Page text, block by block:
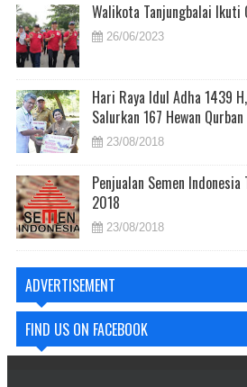
Walikota Tanjungbalai Ikuti
26/06/2023
Hari Raya Idul Adha 1439
Salurkan 167 Hewan Qurban
23/08/2018
Penjualan Semen
2018
23/08/2018
ADVERTISEMENT
FIND US ON FACEBOOK